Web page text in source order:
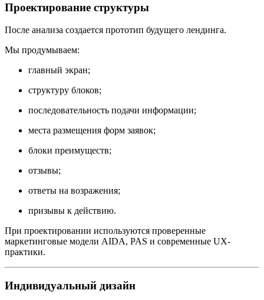
Проектирование структуры
После анализа создается прототип будущего лендинга.
Мы продумываем:
главный экран;
структуру блоков;
последовательность подачи информации;
места размещения форм заявок;
блоки преимуществ;
отзывы;
ответы на возражения;
призывы к действию.
При проектировании используются проверенные
маркетинговые модели AIDA, PAS и современные UX-
практики.
Индивидуальный дизайн